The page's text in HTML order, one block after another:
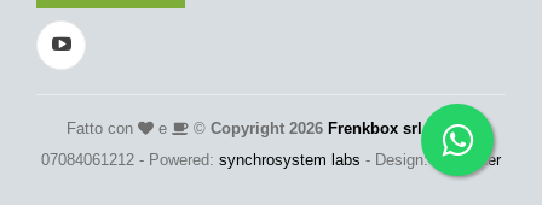
Fatto con e © Copyright 2026 Frenkbox srl- P.Iva:
07084061212 - Powered: synchrosystem labs - Design: adesigner